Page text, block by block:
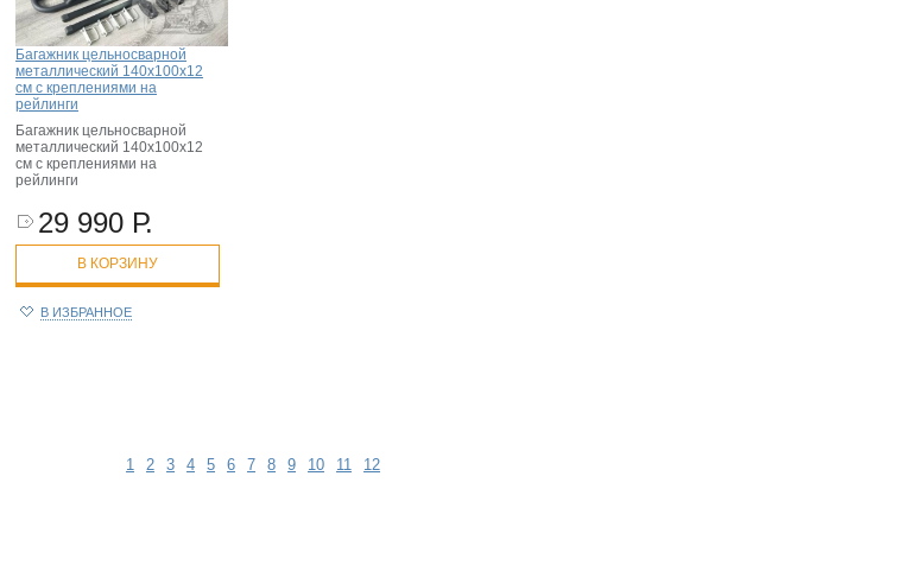
Багажник цельносварной
металлический 140x100x12
см с креплениями на
рейлинги
Багажник цельносварной
металлический 140x100x12
см с креплениями на
рейлинги
29 990 Р.
В КОРЗИНУ
В ИЗБРАННОЕ
1 2 3 4 5 6 7 8 9 10 11 12